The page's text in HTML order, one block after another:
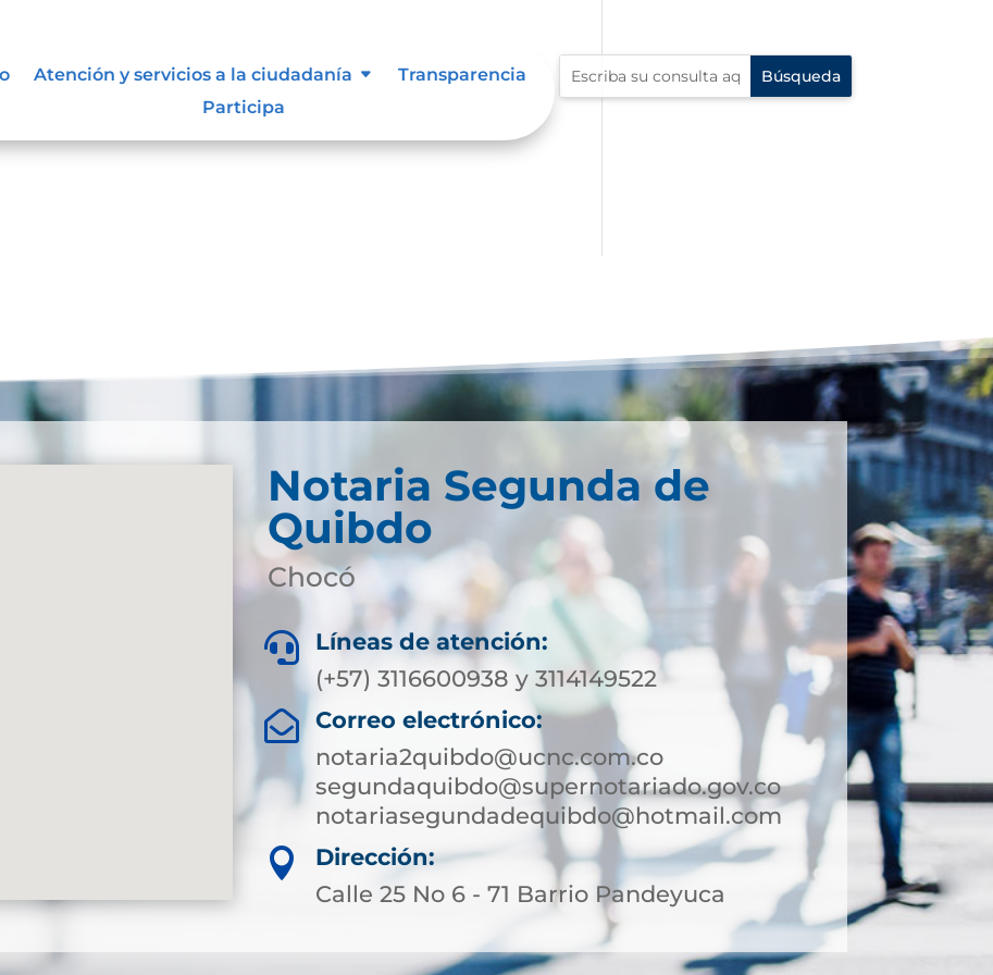
Atención y servicios a la ciudadanía
Transparencia
Participa
Trate de perfeccionar su búsqueda o utilice la
Notaria Segunda de
Quibdo
Chocó

Líneas de atención:
(+57) 3116600938 y 3114149522

Correo electrónico:
notaria2quibdo@ucnc.com.co
segundaquibdo@supernotariado.gov.co
notariasegundadequibdo@hotmail.com

Dirección:
Calle 25 No 6 - 71 Barrio Pandeyuca